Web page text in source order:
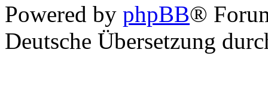
Powered by phpBB®
Deutsche Übersetzung